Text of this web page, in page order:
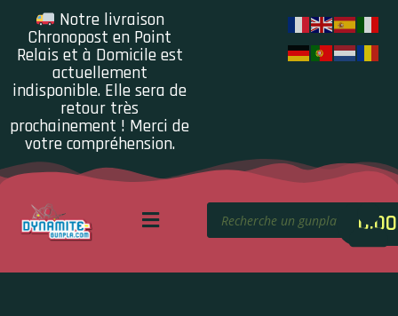
Notre livraison
Chronopost en Point
Relais et à Domicile est
actuellement
indisponible. Elle sera de
retour très
prochainement ! Merci de
votre compréhension.
0.00